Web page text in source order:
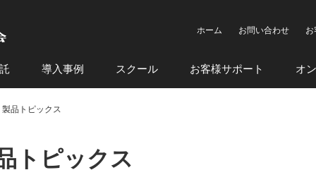
ホーム お問い合わせ お
導入事例 スクール お客様サポート オ
品トピックス
トピックス